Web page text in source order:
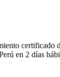
certificado
en 2 días